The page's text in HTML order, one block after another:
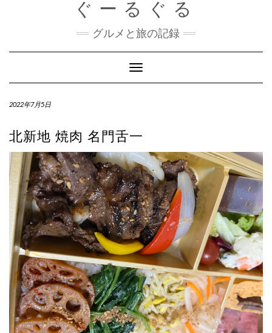
ぐーるぐる
グルメと旅の記録
Toggle
Navigation
2022年7月5日
北新地 焼肉 名門舌一